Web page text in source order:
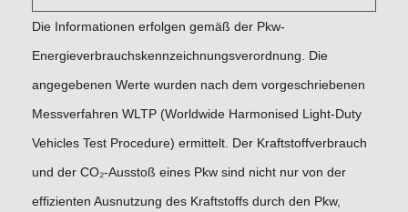
Die Informationen erfolgen gemäß der Pkw-
Energieverbrauchskennzeichnungsverordnung. Die
angegebenen Werte wurden nach dem vorgeschriebenen
Messverfahren WLTP (Worldwide Harmonised Light-Duty
Vehicles Test Procedure) ermittelt. Der Kraftstoffverbrauch
und der CO₂-Ausstoß eines Pkw sind nicht nur von der
effizienten Ausnutzung des Kraftstoffs durch den Pkw,